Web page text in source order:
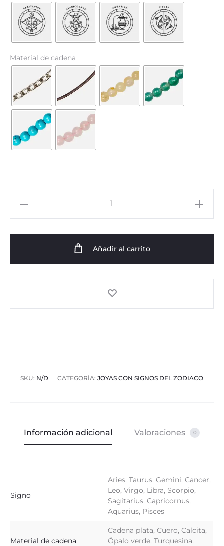
70,00 €
Material de cadena
Añadir al carrito
SKU: N/D CATEGORÍA: JOYAS CON SIGNOS DEL ZODIACO
Información adicional Valoraciones 0
Signo
Aries, Taurus, Gemini, Cancer,
Leo, Virgo, Libra, Scorpio,
Sagitarius, Capricornus,
Aquarius, Pisces
Material de cadena
Cadena plata, Cuero, Calcita,
Ópalo verde, Turquesina,